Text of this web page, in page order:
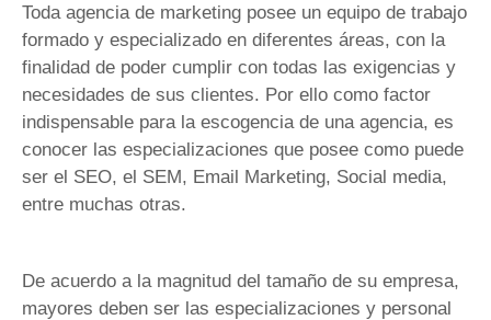
Toda agencia de marketing posee un equipo de trabajo
formado y especializado en diferentes áreas, con la
finalidad de poder cumplir con todas las exigencias y
necesidades de sus clientes. Por ello como factor
indispensable para la escogencia de una agencia, es
conocer las especializaciones que posee como puede
ser el SEO, el SEM, Email Marketing, Social media,
entre muchas otras.
De acuerdo a la magnitud del tamaño de su empresa,
mayores deben ser las especializaciones y personal